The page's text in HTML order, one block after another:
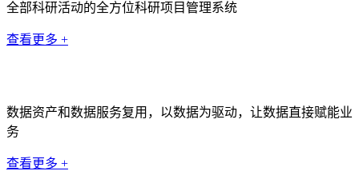
全部科研活动的全方位科研项目管理系统
查看更多 +
数据资产和数据服务复用，以数据为驱动，让数据直接赋能业
务
查看更多 +